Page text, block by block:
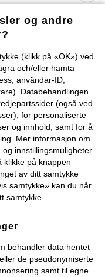
på
Cookie-innstillinger
og andre
(klikk på «OK») ved
och/eller hämta
användar-ID,
Databehandlingen
(også ved
for personaliserte
og innhold, samt for å
Mer informasjon om
innstillingsmuligheter
klikke på knappen
av ditt samtykke
samtykke» kan du når
samtykke.
behandler data hentet
de pseudonymiserte
samt til egne